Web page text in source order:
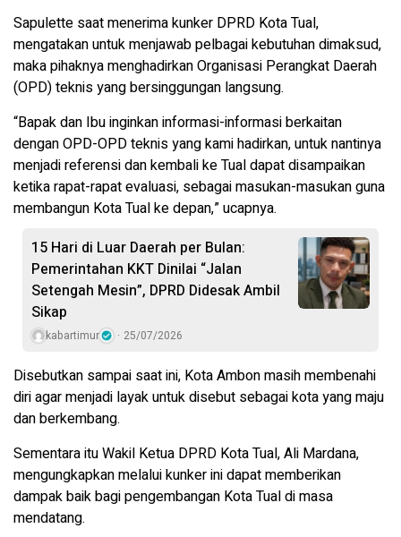
Sapulette saat menerima kunker DPRD Kota Tual,
mengatakan untuk menjawab pelbagai kebutuhan dimaksud,
maka pihaknya menghadirkan Organisasi Perangkat Daerah
(OPD) teknis yang bersinggungan langsung.
“Bapak dan Ibu inginkan informasi-informasi berkaitan
dengan OPD-OPD teknis yang kami hadirkan, untuk nantinya
menjadi referensi dan kembali ke Tual dapat disampaikan
ketika rapat-rapat evaluasi, sebagai masukan-masukan guna
membangun Kota Tual ke depan,” ucapnya.
15 Hari di Luar Daerah per Bulan:
Pemerintahan KKT Dinilai “Jalan
Setengah Mesin”, DPRD Didesak Ambil
Sikap
kabartimur 25/07/2026
Disebutkan sampai saat ini, Kota Ambon masih membenahi
diri agar menjadi layak untuk disebut sebagai kota yang maju
dan berkembang.
Sementara itu Wakil Ketua DPRD Kota Tual, Ali Mardana,
mengungkapkan melalui kunker ini dapat memberikan
dampak baik bagi pengembangan Kota Tual di masa
mendatang.